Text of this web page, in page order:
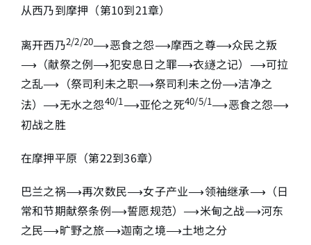
从西乃到摩押（第10到21章）
离开西乃2/2/20⟶恶食之怨⟶摩西之尊⟶众民之叛
⟶（献祭之例⟶犯安息日之罪⟶衣繸之记）⟶可拉
之乱⟶（祭司利未之职⟶祭司利未之份⟶洁净之
法）⟶无水之怨40/1⟶亚伦之死40/5/1⟶恶食之怨⟶
初战之胜
在摩押平原（第22到36章）
巴兰之祸⟶再次数民⟶女子产业⟶领袖继承⟶（日
常和节期献祭条例⟶誓愿规范）⟶米甸之战⟶河东
之民⟶旷野之旅⟶迦南之境⟶土地之分